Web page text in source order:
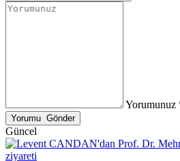
Yorumunuz
Güncel